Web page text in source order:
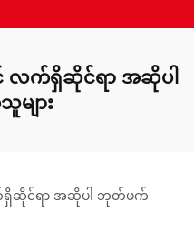
လက်ရှိဆိုင်ရာ အဆိုပါ
ျား
ရှိဆိုင်ရာ အဆိုပါ ဘုတ်ဖက်